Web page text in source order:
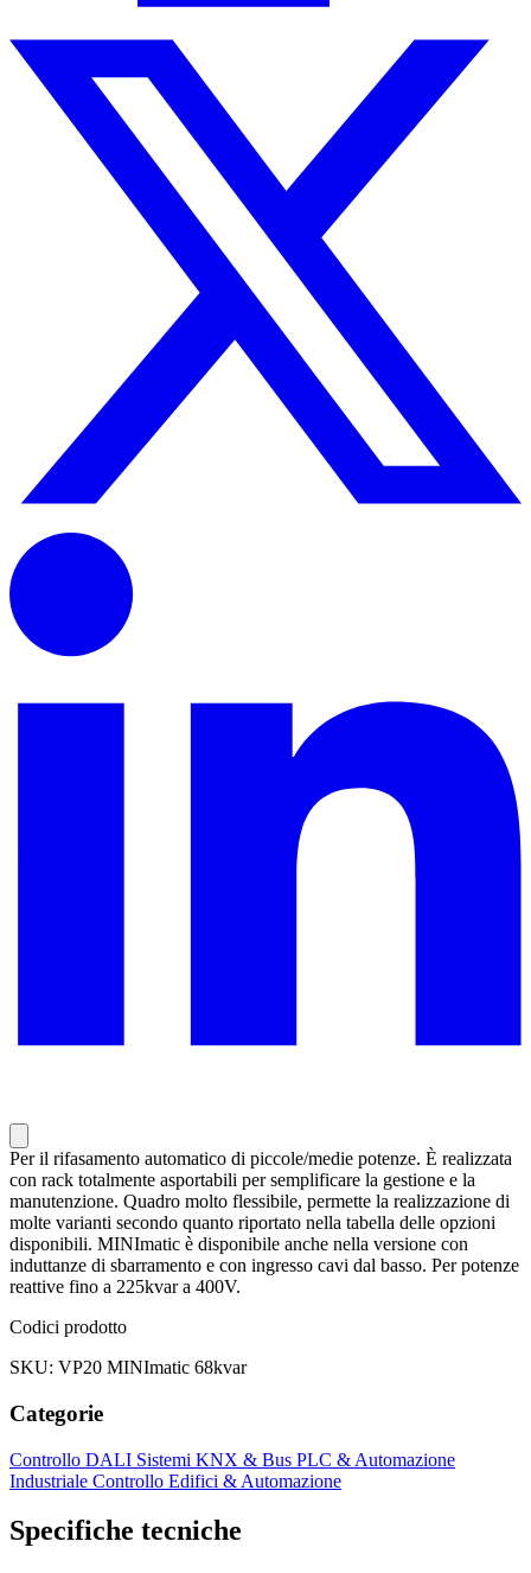
Per il rifasamento automatico di piccole/medie potenze. È realizzata
con rack totalmente asportabili per semplificare la gestione e la
manutenzione. Quadro molto flessibile, permette la realizzazione di
molte varianti secondo quanto riportato nella tabella delle opzioni
disponibili. MINImatic è disponibile anche nella versione con
induttanze di sbarramento e con ingresso cavi dal basso. Per potenze
reattive fino a 225kvar a 400V.
Codici prodotto
SKU: VP20 MINImatic 68kvar
Categorie
Controllo DALI Sistemi KNX & Bus PLC & Automazione
Industriale Controllo Edifici & Automazione
Specifiche tecniche